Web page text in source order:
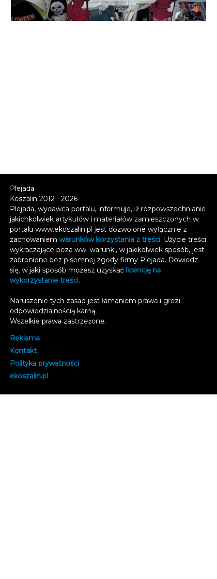
Plejada
Koszalin 2012 - 2026
Plejada, wydawca portalu, informuje, iż rozpowszechnianie
jakichkolwiek artykułów i materiałów zamieszczonych w
portalu www.ekoszalin.pl jest dozwolone wyłącznie z
zachowaniem warunków korzystania z treści. Użycie treści
wykraczające poza ww. warunki, w jakikolwiek sposób, jest
zabronione bez pisemnej zgody firmy Plejada. Dowiedz
się, w jaki sposób możesz uzyskać licencję na
wykorzystanie treści.
Naruszenie tych zasad jest łamaniem prawa i grozi
odpowiedzialnością karną.
Wszelkie prawa zastrzeżone.
Reklama
Kontakt
Polityka prywatności
ekoszalin.pl